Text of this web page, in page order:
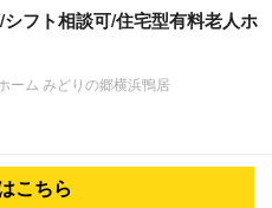
フト相談可/住宅型有料老人ホ
ーム みどりの郷横浜鴨居
こちら